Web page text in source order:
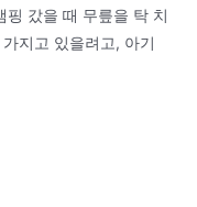
핑 갔을 때 무릎을 탁 치
지고 있을려고, 아기